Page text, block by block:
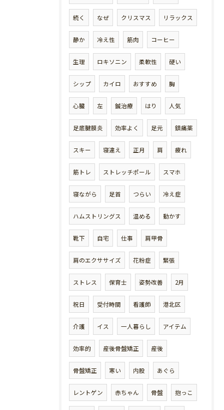
続く なぜ クリスマス リラックス
静か 冷え性 筋肉 コーヒー
生理 ロキソニン 柔軟性 硬い
シップ カイロ おすすめ 胸
心臓 左 鍼治療 はり 人気
足底腱膜炎 効率よく 足元 鎮痛薬
スキー 寝違え 正月 肩 疲れ
筋トレ ストレッチポール スマホ
寝ながら 足首 つらい 冷え症
ハムストリングス 温める 動かす
靴下 自宅 仕事 肩甲骨
肩のエクササイズ 花粉症 緊張
ストレス 保育士 姿勢改善 2月
祝日 受付時間 看護師 港北区
介護 イス 一人暮らし アイテム
効率的 産後骨盤矯正 産後
骨盤矯正 寒い 内股 あぐら
レントゲン 赤ちゃん 骨盤 抱っこ